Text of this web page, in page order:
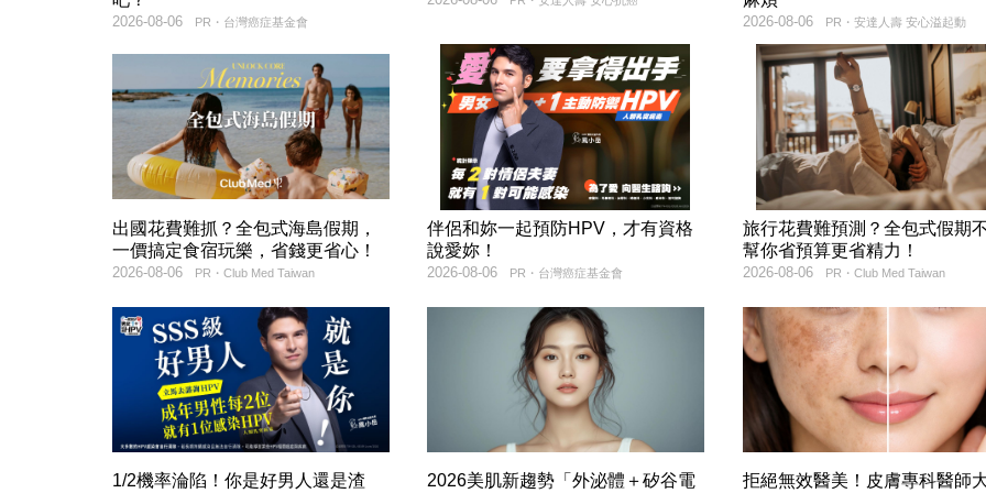
PR・台灣癌症基金會
2026-08-06 PR・安達人壽 安心溢起動
2026-08-06
出國花費難抓？全包式海島假期，
一價搞定食宿玩樂，省錢更省心！
PR・Club Med Taiwan
2026-08-06
伴侶和妳一起預防HPV，才有資格
說愛妳！
PR・台灣癌症基金會
2026-08-06
旅行花費難預測？全包式假期
幫你省預算更省精力！
PR・Club Med Taiwan
2026-08-06
1/2機率淪陷！你是好男人還是渣
2026美肌新趨勢「外泌體＋矽谷電
拒絕無效醫美！皮膚專科醫師